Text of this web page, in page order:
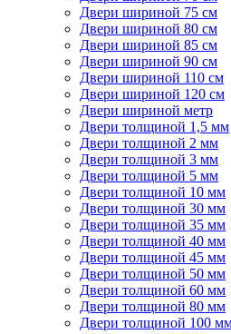
Двери шириной 75 см
Двери шириной 80 см
Двери шириной 85 см
Двери шириной 90 см
Двери шириной 110 см
Двери шириной 120 см
Двери шириной метр
Двери толщиной 1,5 мм
Двери толщиной 2 мм
Двери толщиной 3 мм
Двери толщиной 5 мм
Двери толщиной 10 мм
Двери толщиной 30 мм
Двери толщиной 35 мм
Двери толщиной 40 мм
Двери толщиной 45 мм
Двери толщиной 50 мм
Двери толщиной 60 мм
Двери толщиной 80 мм
Двери толщиной 100